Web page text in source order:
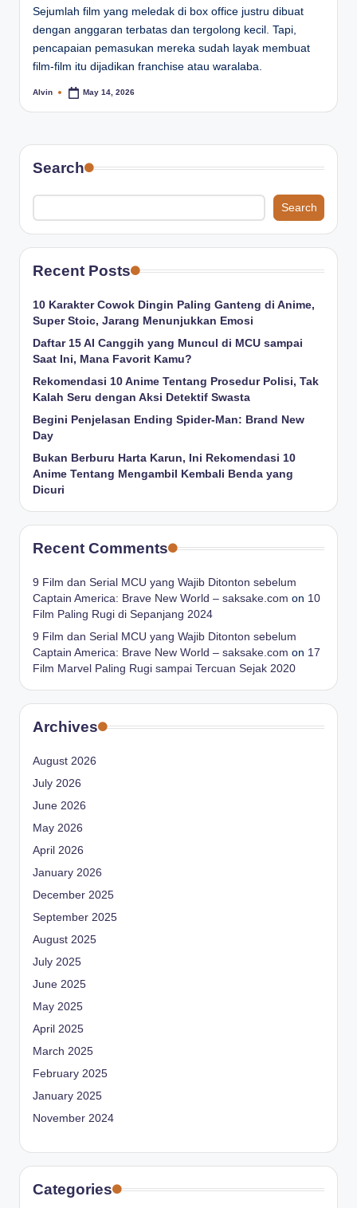
Sejumlah film yang meledak di box office justru dibuat
dengan anggaran terbatas dan tergolong kecil. Tapi,
pencapaian pemasukan mereka sudah layak membuat
film-film itu dijadikan franchise atau waralaba.
Posted
Alvin May 14, 2026
Search
Search
Recent Posts
10 Karakter Cowok Dingin Paling Ganteng di Anime,
Super Stoic, Jarang Menunjukkan Emosi
Daftar 15 AI Canggih yang Muncul di MCU sampai
Saat Ini, Mana Favorit Kamu?
Rekomendasi 10 Anime Tentang Prosedur Polisi, Tak
Kalah Seru dengan Aksi Detektif Swasta
Begini Penjelasan Ending Spider-Man: Brand New
Day
Bukan Berburu Harta Karun, Ini Rekomendasi 10
Anime Tentang Mengambil Kembali Benda yang
Dicuri
Recent Comments
9 Film dan Serial MCU yang Wajib Ditonton sebelum
Captain America: Brave New World – saksake.com on 10
Film Paling Rugi di Sepanjang 2024
9 Film dan Serial MCU yang Wajib Ditonton sebelum
Captain America: Brave New World – saksake.com on 17
Film Marvel Paling Rugi sampai Tercuan Sejak 2020
Archives
August 2026
July 2026
June 2026
May 2026
April 2026
January 2026
December 2025
September 2025
August 2025
July 2025
June 2025
May 2025
April 2025
March 2025
February 2025
January 2025
November 2024
Categories